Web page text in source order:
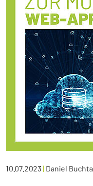
10.07.2023| Daniel Buchta